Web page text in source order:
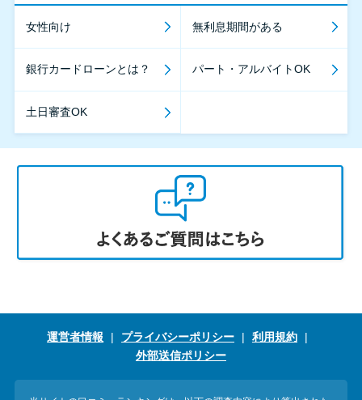
女性向け 無利息期間がある
銀行カードローンとは？ パート・アルバイトOK
土日審査OK
運営者情報 プライバシーポリシー
利用規約
外部送信ポリシー